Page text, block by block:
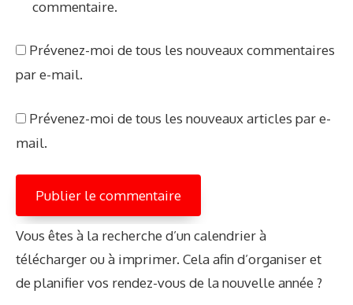
b
commentaire.
Prévenez-moi de tous les nouveaux commentaires
par e-mail.
Prévenez-moi de tous les nouveaux articles par e-
mail.
Vous êtes à la recherche d’un calendrier à
télécharger ou à imprimer. Cela afin d’organiser et
de planifier vos rendez-vous de la nouvelle année ?